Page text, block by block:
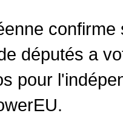
députés a
pour